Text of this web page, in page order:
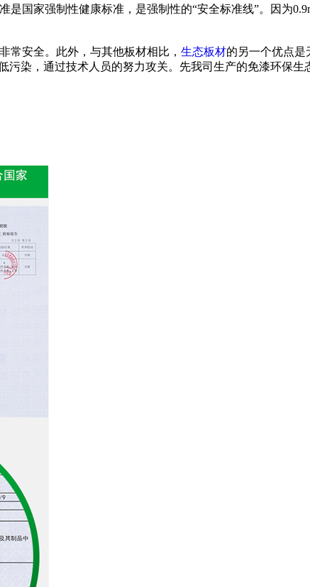
国家强制性健康标准，是强制性的“安全标准线”。因为
常安全。此外，与其他板材相比， 生态板材的另一个优点是
污染，通过技术人员的努力攻关。先我司生产的免漆环保生